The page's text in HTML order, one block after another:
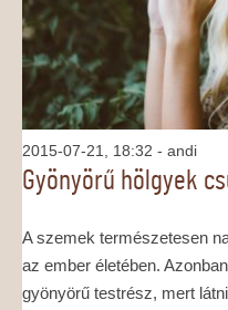
2015-07-21, 18:32 - andi
Gyönyörű hölgyek
A szemek természetesen
az ember életében.
gyönyörű testrész, mert